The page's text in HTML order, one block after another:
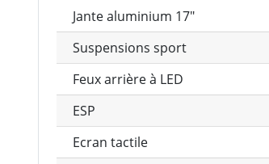
Jante aluminium 17"
Suspensions sport
Feux arrière à LED
ESP
Ecran tactile